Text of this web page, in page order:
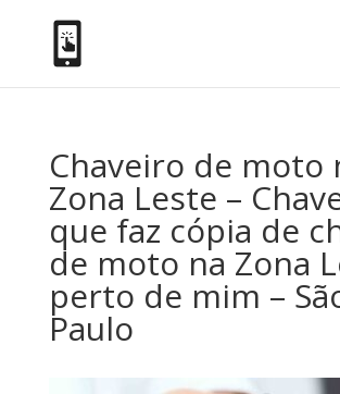
Chaveiro de moto
Zona Leste –
que faz cópia de
de moto na Zona
perto de mim –
Paulo